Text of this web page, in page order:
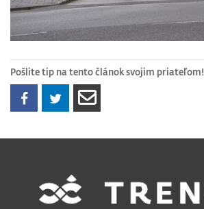
Pošlite tip na tento článok svojim priateľom!